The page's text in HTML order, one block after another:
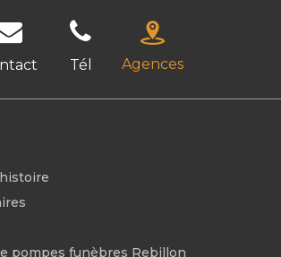
Tél Agences
pompes funèbres Rebillon